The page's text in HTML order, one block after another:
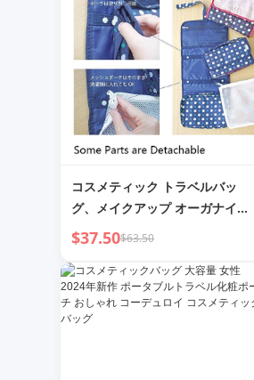
コスメティック トラベルバッ
グ、メイクアップ オーガナイザ
ー
$37.50$63.50